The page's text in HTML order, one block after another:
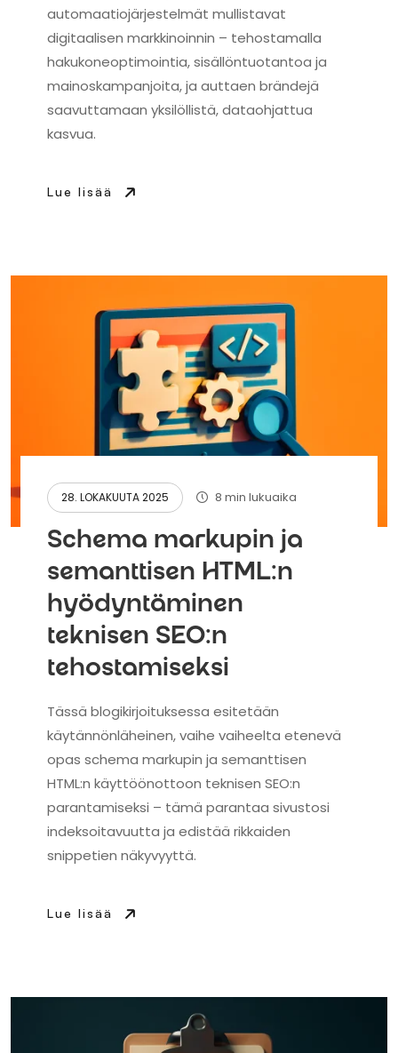
automaatiojärjestelmät mullistavat
digitaalisen markkinoinnin – tehostamalla
hakukoneoptimointia, sisällöntuotantoa ja
mainoskampanjoita, ja auttaen brändejä
saavuttamaan yksilöllistä, dataohjattua
kasvua.
Lue lisää
28. LOKAKUUTA 2025 8 min lukuaika
Schema markupin ja
semanttisen HTML:n
hyödyntäminen
teknisen SEO:n
tehostamiseksi
Tässä blogikirjoituksessa esitetään
käytännönläheinen, vaihe vaiheelta etenevä
opas schema markupin ja semanttisen
HTML:n käyttöönottoon teknisen SEO:n
parantamiseksi – tämä parantaa sivustosi
indeksoitavuutta ja edistää rikkaiden
snippetien näkyvyyttä.
Lue lisää